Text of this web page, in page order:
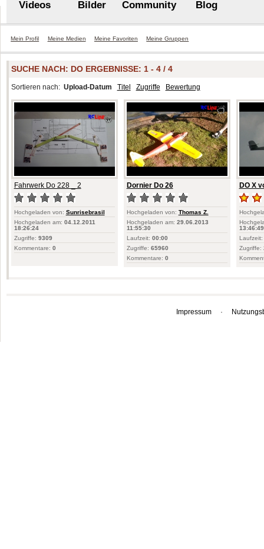
Videos Bilder Community Blog
Mein Profil Meine Medien Meine Favoriten Meine Gruppen
SUCHE NACH: DO ERGEBNISSE: 1 - 4 / 4
Sortieren nach: Upload-Datum Titel Zugriffe Bewertung
Fahrwerk Do 228 _ 2
Hochgeladen von: Sunrisebrasil
Hochgeladen am: 04.12.2011
18:26:24
Zugriffe: 9309
Kommentare: 0
Dornier Do 26
Hochgeladen von: Thomas Z.
Hochgeladen am: 29.06.2013
11:55:30
Laufzeit: 00:00
Zugriffe: 65960
Kommentare: 0
DO X
13:46:49
Laufzeit:
Zugriffe:
Impressum ·